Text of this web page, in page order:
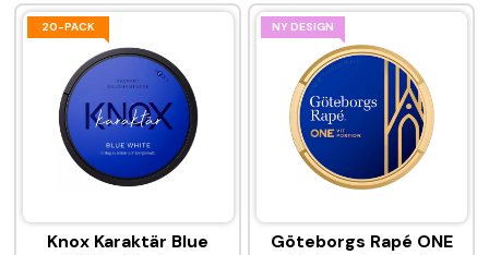
20-PACK
Knox Karaktär Blue
NY DESIGN
Göteborgs Rapé ONE